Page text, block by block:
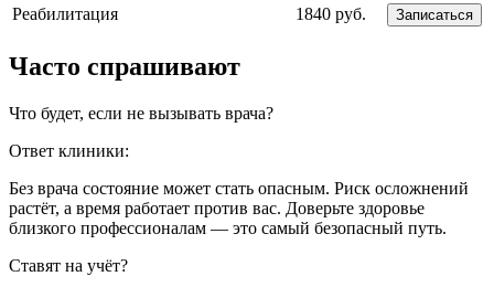
Реабилитация 1840 руб. Записаться
Часто спрашивают
Что будет, если не вызывать врача?
Ответ клиники:
Без врача состояние может стать опасным. Риск осложнений
растёт, а время работает против вас. Доверьте здоровье
близкого профессионалам — это самый безопасный путь.
Ставят на учёт?